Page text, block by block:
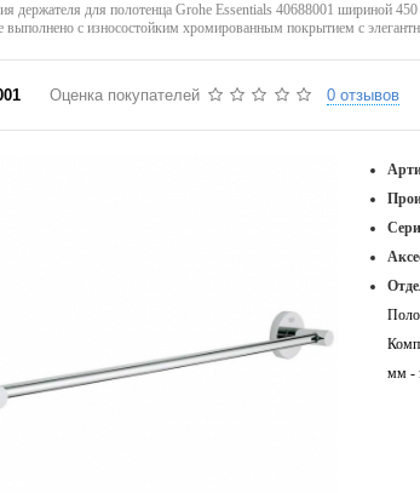
держателя для полотенца Grohe Essentials 40688001 шириной
выполнено с износостойким хромированным покрытием с
Оценка покупателей 0 отзывов
мм -